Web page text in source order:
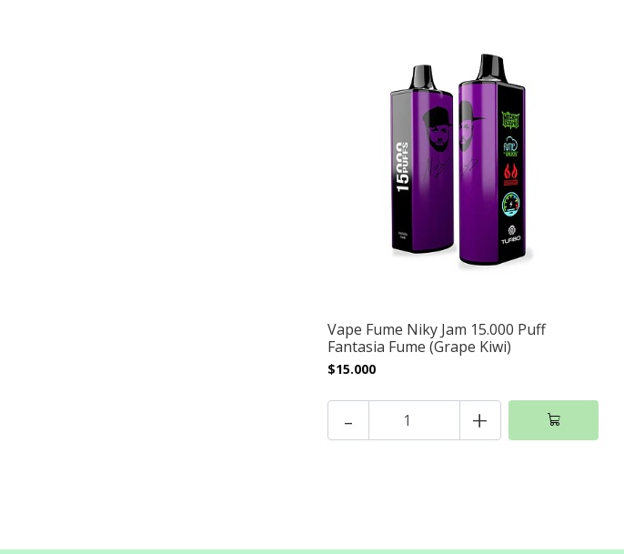
Vape Fume Niky Jam 15.000 Puff
Fantasia Fume (Grape Kiwi)
$15.000
- +